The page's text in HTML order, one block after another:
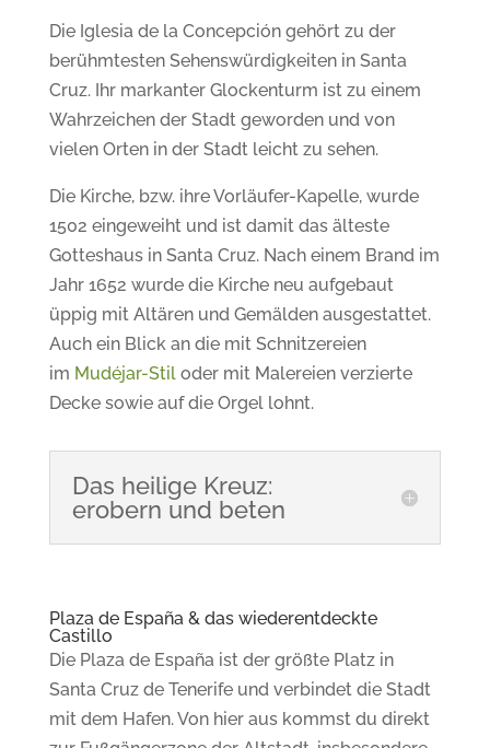
Die Iglesia de la Concepción gehört zu der
berühmtesten Sehenswürdigkeiten in Santa
Cruz. Ihr markanter Glockenturm ist zu einem
Wahrzeichen der Stadt geworden und von
vielen Orten in der Stadt leicht zu sehen.
Die Kirche, bzw. ihre Vorläufer-Kapelle, wurde
1502 eingeweiht und ist damit das älteste
Gotteshaus in Santa Cruz. Nach einem Brand im
Jahr 1652 wurde die Kirche neu aufgebaut
üppig mit Altären und Gemälden ausgestattet.
Auch ein Blick an die mit Schnitzereien
im Mudéjar-Stil oder mit Malereien verzierte
Decke sowie auf die Orgel lohnt.
Das heilige Kreuz:
erobern und beten
Plaza de España & das wiederentdeckte
Castillo
Die Plaza de España ist der größte Platz in
Santa Cruz de Tenerife und verbindet die Stadt
mit dem Hafen. Von hier aus kommst du direkt